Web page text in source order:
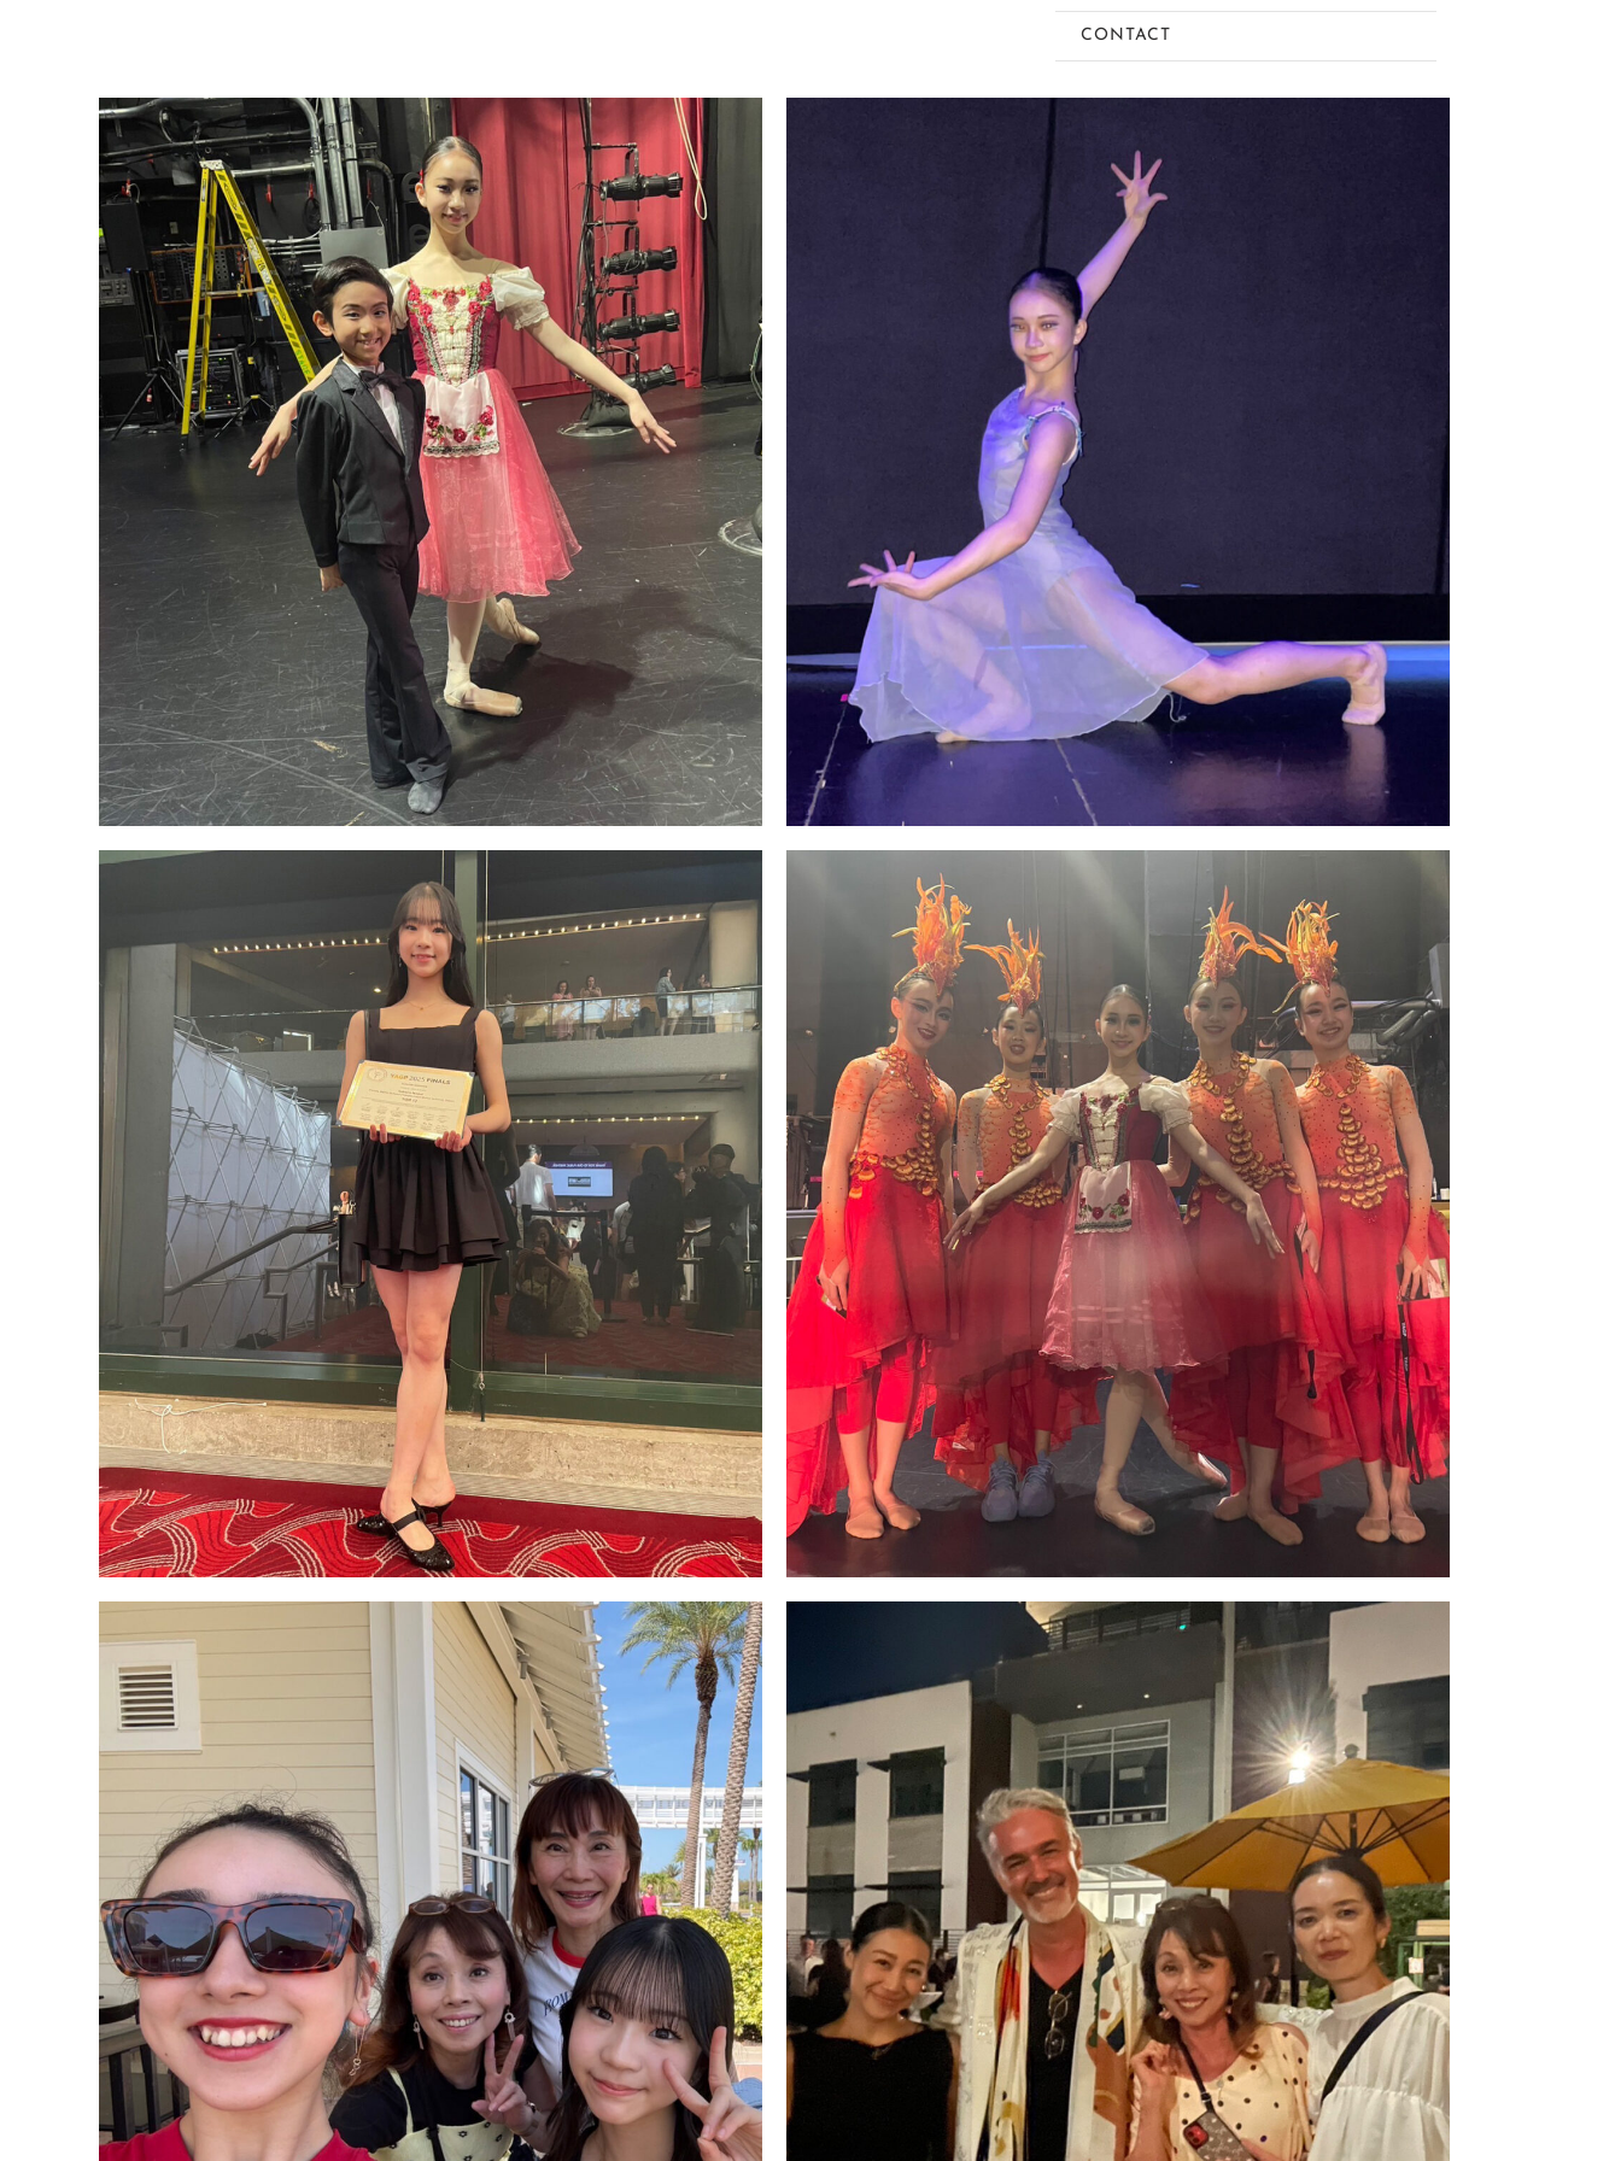
CONTACT